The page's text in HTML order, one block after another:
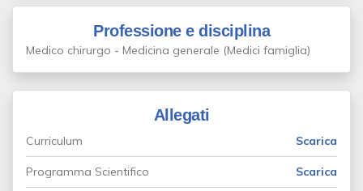
Professione e disciplina
Medico chirurgo - Medicina generale (Medici famiglia)
Allegati
Curriculum Scarica
Programma Scientifico Scarica